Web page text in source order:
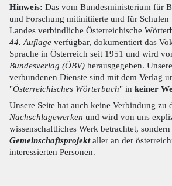
Hinweis: Das vom Bundesministerium für
und Forschung mitinitiierte und für Schulen
Landes verbindliche Österreichische
44. Auflage verfügbar, dokumentiert das
Sprache in Österreich seit 1951 und wird
Bundesverlag (ÖBV) herausgegeben.
verbundenen Dienste sind mit dem Verlag
"Österreichisches Wörterbuch" in keiner
Unsere Seite hat auch keine Verbindung zu
Nachschlagewerken und wird von uns
wissenschaftliches Werk betrachtet, sondern
Gemeinschaftsprojektaller an der
interessierten Personen.